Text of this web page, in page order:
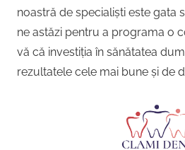
noastră de specialiști este gata
ne astăzi pentru a programa o
vă că investiția în sănătatea
rezultatele cele mai bune și de